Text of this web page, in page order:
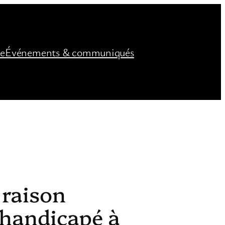
Événements & communiqués
à